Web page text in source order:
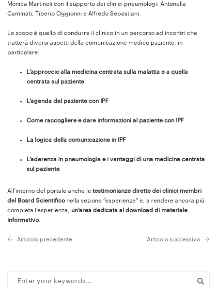
Monica Martinoli con il supporto dei clinici pneumologi: Antonella
Caminati, Tiberio Oggionni e Alfredo Sebastiani.
Lo scopo è quello di condurre il clinico in un percorso ad incontri che
tratterà diversi aspetti della comunicazione medico paziente, in
particolare:
L’approccio alla medicina centrata sulla malattia e a quella
centrata sul paziente
L’agenda del paziente con IPF
Come raccogliere e dare informazioni al paziente con IPF
La logica della comunicazione in IPF
L’aderenza in pneumologia e i vantaggi di una medicina centrata
sul paziente
All’interno del portale anche le testimonianze dirette dei clinici membri
del Board Scientificonella sezione “esperienze” e, a rendere ancora più
completa l’esperienza, un’area dedicata al download di materiale
informativo.
Articolo precedente Articolo successivo